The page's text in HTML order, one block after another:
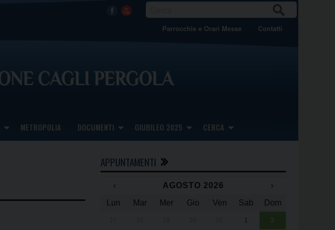
Facebook
Youtube CA
Parrocchie e Orari Messe Contatti
METROPOLIA DOCUMENTI GIUBILEO 2025 CERCA
APPUNTAMENTI
‹ AGOSTO 2026
›
Lun
Mar Mer Gio Ven Sab Dom
1 2